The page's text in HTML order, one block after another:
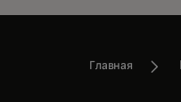
Главная